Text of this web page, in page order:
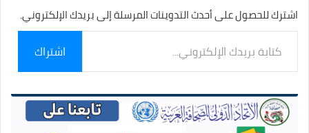
اشترك للحصول على أحدث التدوينات المرسلة إلى بريدك الإلكتروني.
بريدك
الإلكتروني...
اشتراك